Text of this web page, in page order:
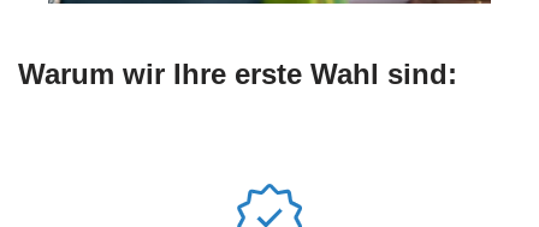
Warum wir Ihre erste Wahl sind: